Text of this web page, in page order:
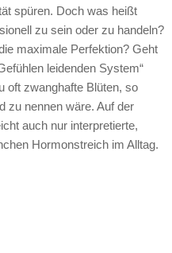
spüren. Doch was heißt
zu sein oder zu handeln?
maximale Perfektion? Geht
leidenden System“
oft zwanghafte Blüten, so
zu nennen wäre. Auf der
auch nur interpretierte,
Hormonstreich im Alltag.